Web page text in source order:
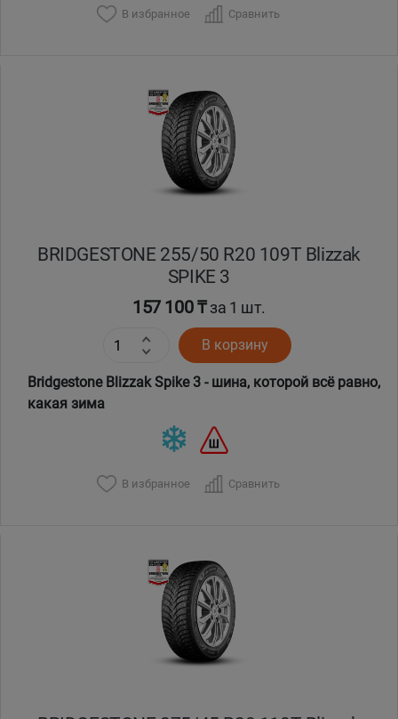
В избранное Сравнить
BRIDGESTONE 255/50 R20 109T Blizzak
SPIKE 3
157 100 ₸за 1 шт.
В корзину
Bridgestone Blizzak Spike 3 - шина, которой всё равно,
какая зима
В избранное Сравнить